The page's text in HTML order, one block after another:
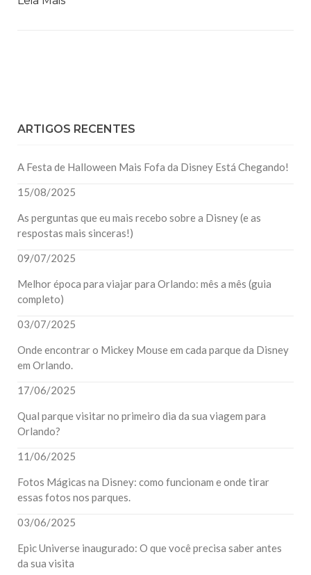
ARTIGOS RECENTES
A Festa de Halloween Mais Fofa da Disney Está Chegando!
15/08/2025
As perguntas que eu mais recebo sobre a Disney (e as
respostas mais sinceras!)
09/07/2025
Melhor época para viajar para Orlando: mês a mês (guia
completo)
03/07/2025
Onde encontrar o Mickey Mouse em cada parque da Disney
em Orlando.
17/06/2025
Qual parque visitar no primeiro dia da sua viagem para
Orlando?
11/06/2025
Fotos Mágicas na Disney: como funcionam e onde tirar
essas fotos nos parques.
03/06/2025
Epic Universe inaugurado: O que você precisa saber antes
da sua visita